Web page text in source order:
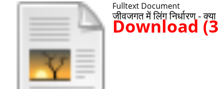
Fulltext Document
जीवजगत में लिंग निर्धारण -
Download